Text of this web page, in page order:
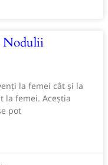
Nodulii
la femei cât și la
la femei. Aceștia
pot